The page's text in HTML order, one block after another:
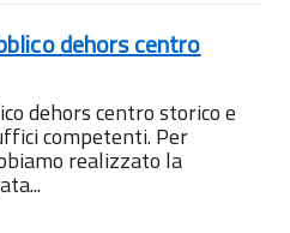
dehors centro
dehors centro storico e
competenti. Per
realizzato la